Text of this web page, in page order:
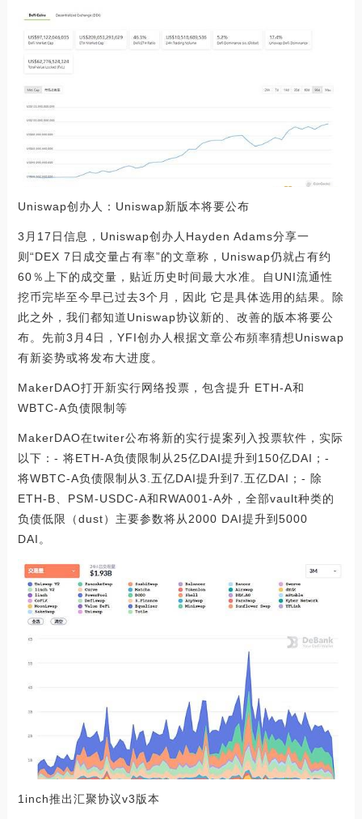
Uniswap创办人：Uniswap新版本将要公布
3月17日信息，Uniswap创办人Hayden Adams分享一
则“DEX 7日成交量占有率”的文章称，Uniswap仍就占有约
60％上下的成交量，贴近历史时间最大水准。自UNI流通性
挖币完毕至今早已过去3个月，因此 它是具体选用的結果。除
此之外，我们都知道Uniswap协议新的、改善的版本将要公
布。先前3月4日，YFI创办人根据文章公布頻率猜想Uniswap
有新姿势或将发布大进度。
MakerDAO打开新实行网络投票，包含提升 ETH-A和
WBTC-A负债限制等
MakerDAO在twiter公布将新的实行提案列入投票软件，实际
以下：- 将ETH-A负债限制从25亿DAI提升到150亿DAI；-
将WBTC-A负债限制从3.五亿DAI提升到7.五亿DAI；- 除
ETH-B、PSM-USDC-A和RWA001-A外，全部vault种类的
负债低限（dust）主要参数将从2000 DAI提升到5000
DAI。
1inch推出汇聚协议v3版本